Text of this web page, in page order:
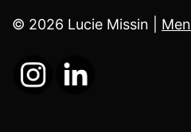
© 2026 Lucie Missin |